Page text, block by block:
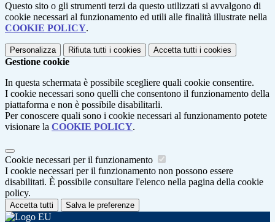
Questo sito o gli strumenti terzi da questo utilizzati si avvalgono di
cookie necessari al funzionamento ed utili alle finalità illustrate nella
COOKIE POLICY.
Personalizza Rifiuta tutti i cookies Accetta tutti i cookies
Gestione cookie
In questa schermata è possibile scegliere quali cookie consentire.
I cookie necessari sono quelli che consentono il funzionamento della
piattaforma e non è possibile disabilitarli.
Per conoscere quali sono i cookie necessari al funzionamento potete
visionare la COOKIE POLICY.
Cookie necessari per il funzionamento
I cookie necessari per il funzionamento non possono essere
disabilitati. È possibile consultare l'elenco nella pagina della cookie
policy.
Accetta tutti Salva le preferenze